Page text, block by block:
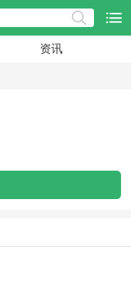
资讯